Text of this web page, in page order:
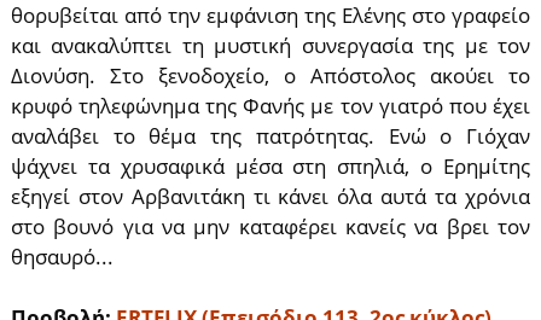
θορυβείται από την εμφάνιση της Ελένης στο γραφείο
και ανακαλύπτει τη μυστική συνεργασία της με τον
Διονύση. Στο ξενοδοχείο, ο Απόστολος ακούει το
κρυφό τηλεφώνημα της Φανής με τον γιατρό που έχει
αναλάβει το θέμα της πατρότητας. Ενώ ο Γιόχαν
ψάχνει τα χρυσαφικά μέσα στη σπηλιά, ο Ερημίτης
εξηγεί στον Αρβανιτάκη τι κάνει όλα αυτά τα χρόνια
στο βουνό για να μην καταφέρει κανείς να βρει τον
θησαυρό...